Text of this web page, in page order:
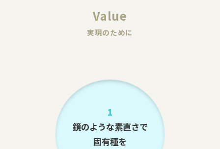
Value
実現のために
1
鏡のような素直さで
固有種を